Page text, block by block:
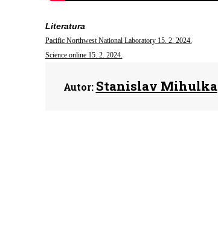
Literatura
Pacific Northwest National Laboratory 15. 2. 2024.
Science online 15. 2. 2024.
Autor: Stanislav Mihulka